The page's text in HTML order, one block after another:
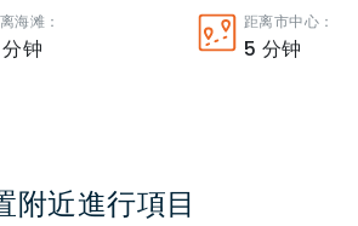
海滩：
分钟
距离市中心：
5 分钟
附近進行項目